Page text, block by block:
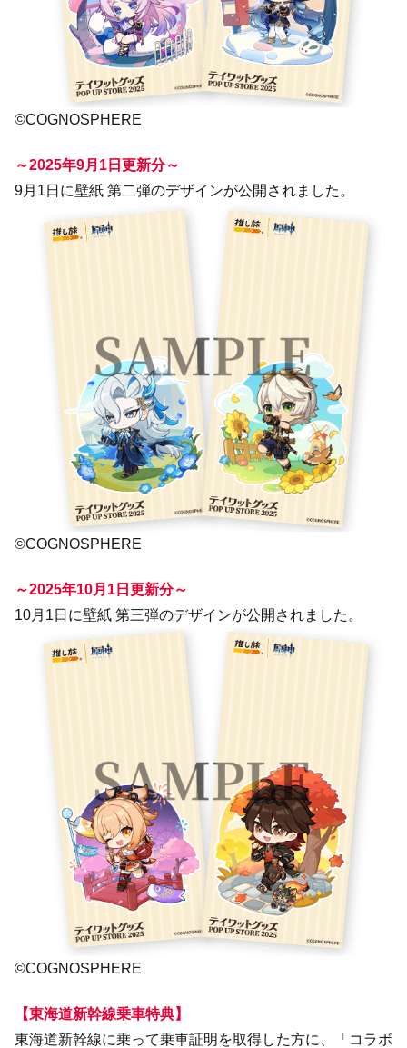
©COGNOSPHERE
～2025年9月1日更新分～
9月1日に壁紙 第二弾のデザインが公開されました。
©COGNOSPHERE
～2025年10月1日更新分～
10月1日に壁紙 第三弾のデザインが公開されました。
©COGNOSPHERE
【東海道新幹線乗車特典】
東海道新幹線に乗って乗車証明を取得した方に、「コラボ